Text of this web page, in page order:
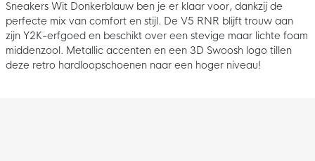
Sneakers Wit Donkerblauw ben je er klaar voor, dankzij de
perfecte mix van comfort en stijl. De V5 RNR blijft trouw aan
zijn Y2K-erfgoed en beschikt over een stevige maar lichte foam
middenzool. Metallic accenten en een 3D Swoosh logo tillen
deze retro hardloopschoenen naar een hoger niveau!